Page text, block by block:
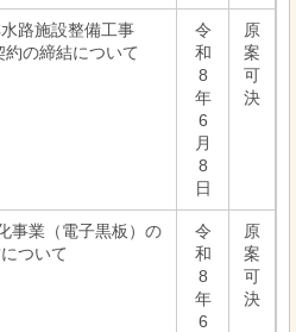
路施設整備工事
約の締結について
令
和
8
年
6
月
8
日
原
案
可
決
事業（電子黒板）の
ついて
令
和
8
年
6
原
案
可
決